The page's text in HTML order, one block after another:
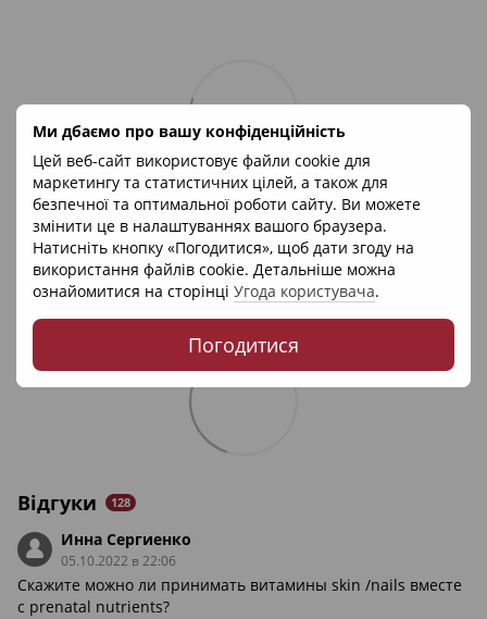
Ми дбаємо про вашу конфіденційність
Цей веб-сайт використовує файли cookie для
маркетингу та статистичних цілей, а також для
безпечної та оптимальної роботи сайту. Ви можете
змінити це в налаштуваннях вашого браузера.
Натисніть кнопку «Погодитися», щоб дати згоду на
використання файлів cookie. Детальніше можна
ознайомитися на сторінці Угода користувача.
Погодитися
Відгуки 128
Инна Сергиенко
05.10.2022 в 22:06
Скажите можно ли принимать витамины skin /nails вместе
с prenatal nutrients?